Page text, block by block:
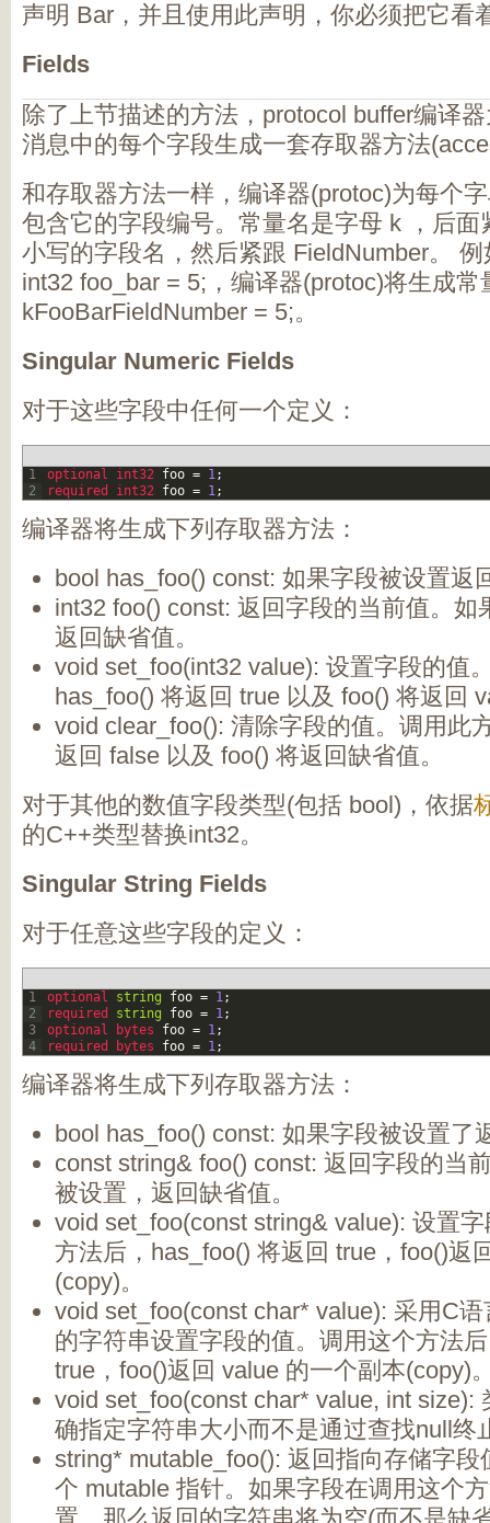
声明 Bar，并且使用此声明，你必须把它看
Fields
除了上节描述的方法，protocol buffer编译
消息中的每个字段生成一套存取器方法
和存取器方法一样，编译器(protoc)为每个
包含它的字段编号。常量名是字母 k ，后
小写的字段名，然后紧跟 FieldNumber。
int32 foo_bar = 5;，编译器(protoc)将生成常
kFooBarFieldNumber = 5;。
Singular Numeric Fields
对于这些字段中任何一个定义：
1
2
optional int32 foo = 1;
required int32 foo = 1;
编译器将生成下列存取器方法：
bool has_foo() const: 如果字段被设置返
int32 foo() const: 返回字段的当前值。如
返回缺省值。
void set_foo(int32 value): 设置字段的值
has_foo() 将返回 true 以及 foo() 将返回
void clear_foo(): 清除字段的值。调用此
返回 false 以及 foo() 将返回缺省值。
对于其他的数值字段类型(包括 bool)，依据
的C++类型替换int32。
Singular String Fields
对于任意这些字段的定义：
1
2
3
4
optional string foo = 1;
required string foo = 1;
optional
bytes foo = 1;
required
bytes foo = 1;
编译器将生成下列存取器方法：
bool has_foo() const: 如果字段被设置了
const string& foo() const: 返回字段的当
被设置，返回缺省值。
void set_foo(const string& value): 设置
方法后，has_foo() 将返回 true，foo()返
(copy)。
void set_foo(const char* value): 采用C
的字符串设置字段的值。调用这个方法
true，foo()返回 value 的一个副本(copy)
void set_foo(const char* value, int size):
确指定字符串大小而不是通过查找null终
string* mutable_foo(): 返回指向存储字
个 mutable 指针。如果字段在调用这个